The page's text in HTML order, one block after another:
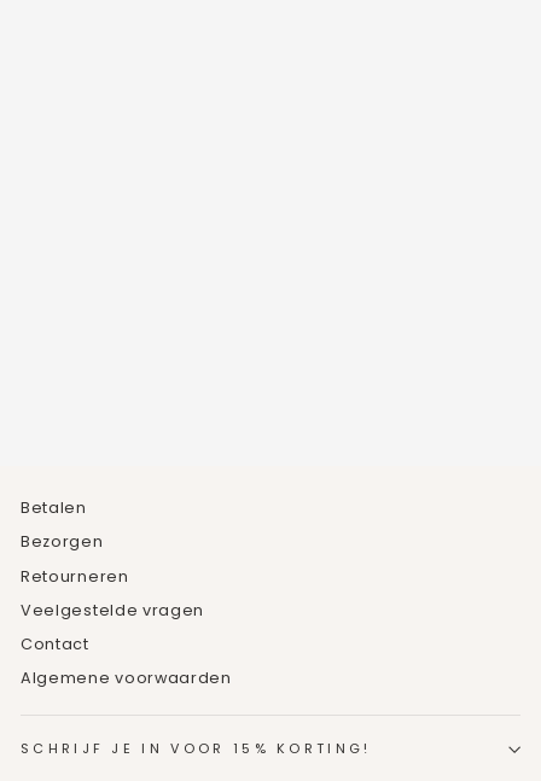
Betalen
Bezorgen
Retourneren
Veelgestelde vragen
Contact
Algemene voorwaarden
SCHRIJF JE IN VOOR 15% KORTING!